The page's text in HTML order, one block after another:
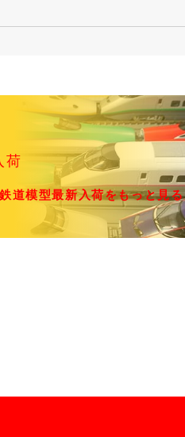
荷
鉄道模型最新入荷をもっと見る